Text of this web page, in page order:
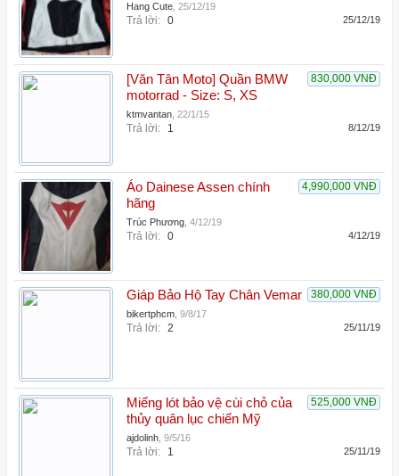
Hang Cute 25/12/19
Trả lời: 0 25/12/19
830,000 VNĐ
[Văn Tân Moto] Quần BMW
motorrad - Size: S, XS
ktmvantan 22/1/15
Trả lời: 1 8/12/19
4,990,000 VNĐ
Áo Dainese Assen chính
hãng
Trúc Phương 4/12/19
Trả lời: 0 4/12/19
380,000 VNĐ
Giáp Bảo Hộ Tay Chân Vemar
bikertphcm 9/8/17
Trả lời: 2 25/11/19
525,000 VNĐ
Miếng lót bảo vệ cùi chỏ của
thủy quân lục chiến Mỹ
ajdolinh 9/5/16
Trả lời: 1 25/11/19